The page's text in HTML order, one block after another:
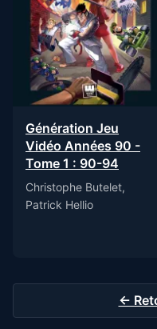
Génération Jeu
Vidéo Années 90 -
Tome 1 : 90-94
Christophe Butelet,
Patrick Hellio
←